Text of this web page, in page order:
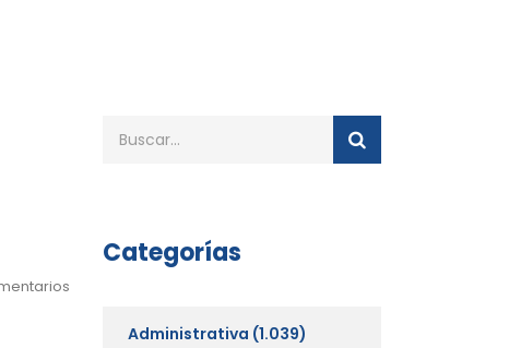
Categorías
Administrativa (1.039)